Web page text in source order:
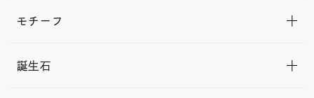
モチーフ
誕生石